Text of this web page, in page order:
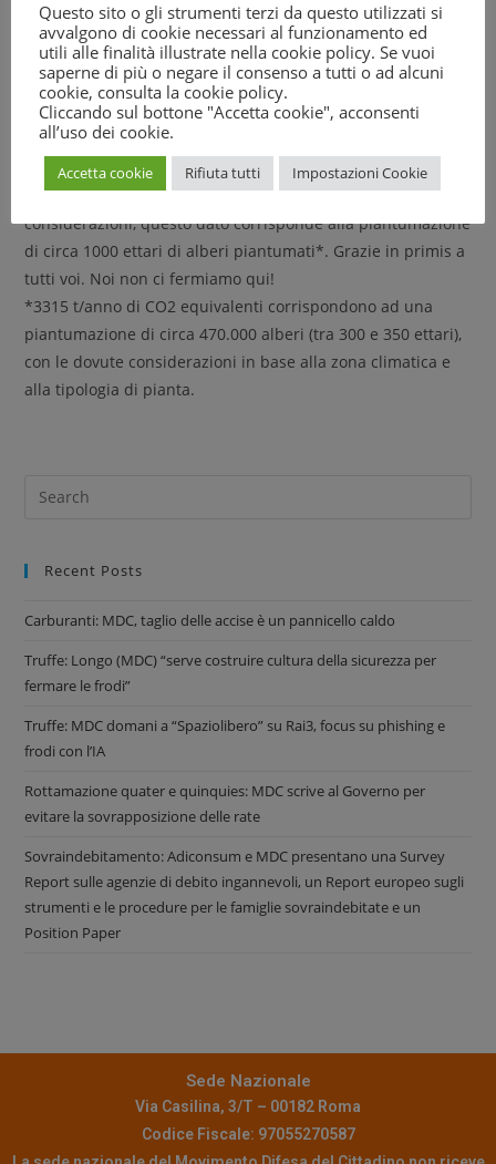
Udite udite: 2016 è l’anno propizio…soprattutto per
l’ambiente! Il progetto EcoLife ha ufficialmente superato
quota 11 milioni di Kg di CO2 equivalenti non emessi
nell’atmosfera, con un risparmio economico complessivo
che ha superato i 4 milioni di €! Con le dovute
considerazioni, questo dato corrisponde alla piantumazione
di circa 1000 ettari di alberi piantumati*. Grazie in primis a
tutti voi. Noi non ci fermiamo qui!
*3315 t/anno di CO2 equivalenti corrispondono ad una
piantumazione di circa 470.000 alberi (tra 300 e 350 ettari),
con le dovute considerazioni in base alla zona climatica e
alla tipologia di pianta.
Recent Posts
Carburanti: MDC, taglio delle accise è un pannicello caldo
Truffe: Longo (MDC) “serve costruire cultura della sicurezza per
fermare le frodi”
Truffe: MDC domani a “Spaziolibero” su Rai3, focus su phishing e
frodi con l’IA
Rottamazione quater e quinquies: MDC scrive al Governo per
evitare la sovrapposizione delle rate
Sovraindebitamento: Adiconsum e MDC presentano una Survey
Report sulle agenzie di debito ingannevoli, un Report europeo sugli
strumenti e le procedure per le famiglie sovraindebitate e un
Position Paper
Sede Nazionale
Via Casilina, 3/T – 00182 Roma
Codice Fiscale: 97055270587
Questo sito o gli strumenti terzi da questo utilizzati si
avvalgono di cookie necessari al funzionamento ed
utili alle finalità illustrate nella cookie policy. Se vuoi
saperne di più o negare il consenso a tutti o ad alcuni
cookie, consulta la cookie policy.
Cliccando sul bottone "Accetta cookie", acconsenti
all’uso dei cookie.
Accetta cookie Rifiuta tutti Impostazioni Cookie